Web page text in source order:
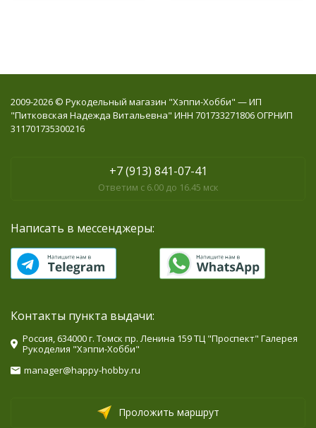
2009-2026 © Рукодельный магазин "Хэппи-Хобби" — ИП
"Питковская Надежда Витальевна" ИНН 701733271806 ОГРНИП
311701735300216
+7 (913) 841-07-41
Ответим с 6.00 до 16.45 мск
Написать в мессенджеры:
Контакты пункта выдачи:
Россия, 634000 г. Томск пр. Ленина 159 ТЦ "Проспект" Галерея
Рукоделия "Хэппи-Хобби"
manager@happy-hobby.ru
Проложить маршрут